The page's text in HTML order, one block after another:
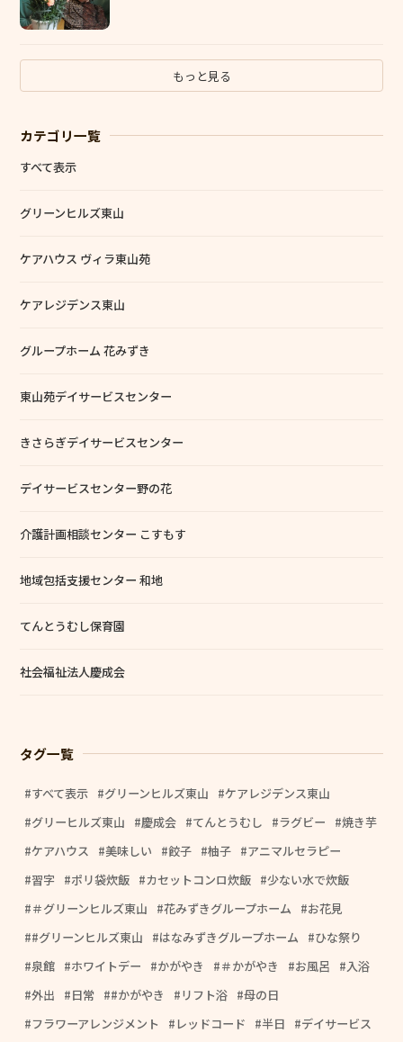
もっと見る
カテゴリ一覧
すべて表示
グリーンヒルズ東山
ケアハウス ヴィラ東山苑
ケアレジデンス東山
グループホーム 花みずき
東山苑デイサービスセンター
きさらぎデイサービスセンター
デイサービスセンター野の花
介護計画相談センター こすもす
地域包括支援センター 和地
てんとうむし保育園
社会福祉法人慶成会
タグ一覧
すべて表示 グリーンヒルズ東山
ケアレジデンス東山
グリーヒルズ東山
慶成会 てんとうむし ラグビー
焼き芋
ケアハウス
美味しい 餃子 柚子
アニマルセラピー
習字
ポリ袋炊飯 カセットコンロ炊飯
少ない水で炊飯
＃グリーンヒルズ東山
花みずきグループホーム
お花見
#グリーンヒルズ東山
はなみずきグループホーム
ひな祭り
泉館
ホワイトデー かがやき ＃かがやき お風呂
入浴
外出
日常 #かがやき リフト浴
母の日
フラワーアレンジメント
レッドコード 半日 デイサービス